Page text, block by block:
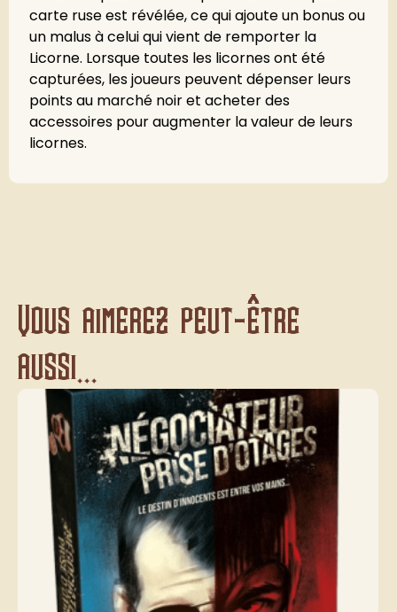
carte ruse est révélée, ce qui ajoute un bonus ou
un malus à celui qui vient de remporter la
Licorne. Lorsque toutes les licornes ont été
capturées, les joueurs peuvent dépenser leurs
points au marché noir et acheter des
accessoires pour augmenter la valeur de leurs
licornes.
Vous aimerez peut-être
aussi...